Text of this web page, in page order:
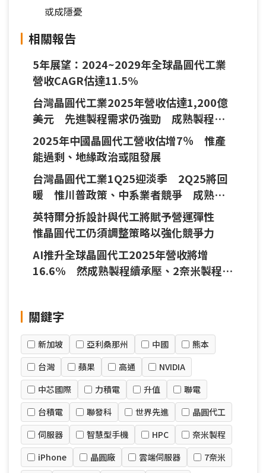
或成隱憂
相關報告
5年展望：2024~2029年全球晶圓代工業
營收CAGR估達11.5%
台灣晶圓代工業2025年營收估達1,200億
美元 先進製程需求仍強勁 成熟製程需
求未穩將降價
2025年中國晶圓代工營收估增7％ 惟產
能過剩、地緣政治或阻發展
台灣晶圓代工業1Q25迎淡季 2Q25將回
暖 惟川普政策、中系業者競爭 成熟製
程續承壓
英特爾分拆設計與代工將賦予營運彈性
惟晶圓代工仍須調整策略以強化競爭力
AI推升全球晶圓代工2025年營收將增
16.6% 然成熟製程續承壓、2奈米製程良
關鍵字
新加坡 亞利桑那州 中國
熊本
台灣
蘋果 高通
NVIDIA
中芯國際
力積電 升值
聯電
台積電
聯發科 世界先進
晶圓代工
伺服器
智慧型手機 HPC
奈米製程
iPhone
晶圓廠 雲端伺服器 7奈米